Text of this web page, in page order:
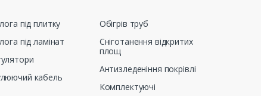
під плитку
під ламінат
кабель
Обігрів труб
Сніготанення відкритих
площ
Антизледеніння покрівлі
Комплектуючі